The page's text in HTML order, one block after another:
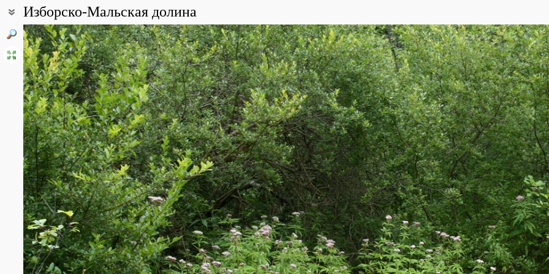
Изборско-Мальская долина
Coordinates:
57° 43′ 48″ N, 27° 50′ 46″ E (view at maps ofGoogle,OpenStreetMap,Yandex)
Point description:
Долина входит в музей-заповедник "Изборск". В ней находятся 2 озера - Городищенское и Мальское, соединённые речкой Смолка. В долине
склонах - обнажения доломитов и известнякового туфа. По берегам озер и речки располагаются низинные болота. На склонах долины есть
лещины и остепененные луга. Здесь произрастает много кальцефильных видов.
All photos(74) Photos of plants & lichens(177)